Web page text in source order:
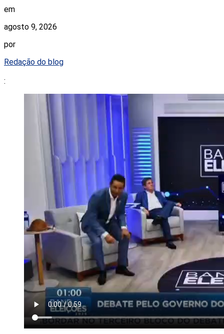
em
agosto 9, 2026
por
Redação do blog
: